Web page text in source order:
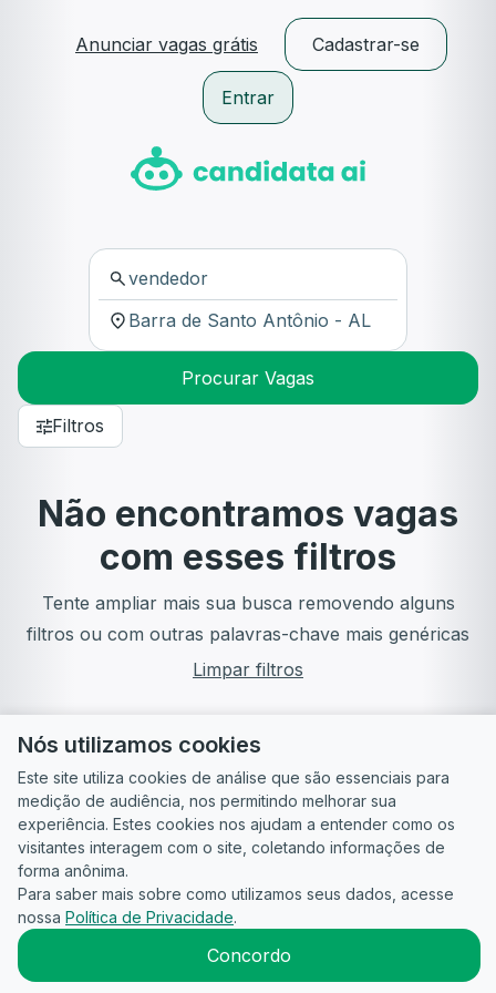
Anunciar vagas grátis Cadastrar-se
Entrar
Procurar Vagas
Filtros
Não encontramos vagas
com esses filtros
Tente ampliar mais sua busca removendo alguns
filtros ou com outras palavras-chave mais genéricas
Limpar filtros
Guia do
Candidato
Para
empresas
Política de
Privacidade
Termos
2026CandidataAI
Nós utilizamos cookies
Este site utiliza cookies de análise que são essenciais para
medição de audiência, nos permitindo melhorar sua
experiência. Estes cookies nos ajudam a entender como os
visitantes interagem com o site, coletando informações de
forma anônima.
Para saber mais sobre como utilizamos seus dados, acesse
nossa Política de Privacidade.
Concordo